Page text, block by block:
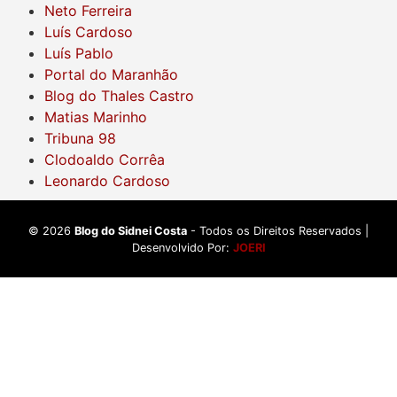
Neto Ferreira
Luís Cardoso
Luís Pablo
Portal do Maranhão
Blog do Thales Castro
Matias Marinho
Tribuna 98
Clodoaldo Corrêa
Leonardo Cardoso
© 2026 Blog do Sidnei Costa - Todos os Direitos Reservados |
Desenvolvido Por: JOERI